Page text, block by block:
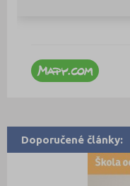
Doporučené články: